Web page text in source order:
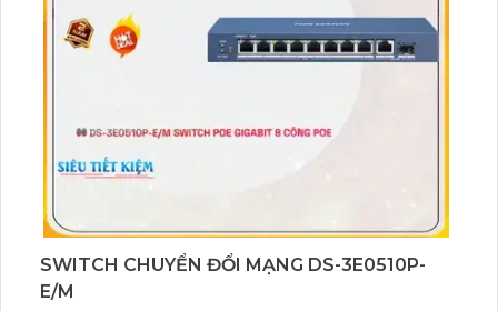
SWITCH CHUYỂN ĐỔI MẠNG DS-3E0510P-
E/M